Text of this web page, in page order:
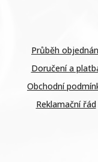
Průběh
Doručení a
Obchodní
Reklamační řád